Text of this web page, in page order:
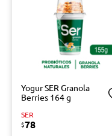
Yogur SER Granola
Berries 164 g
SER
$78